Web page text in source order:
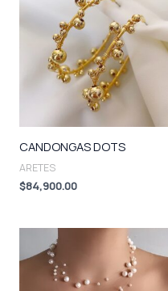
CANDONGAS DOTS
ARETES
$84,900.00